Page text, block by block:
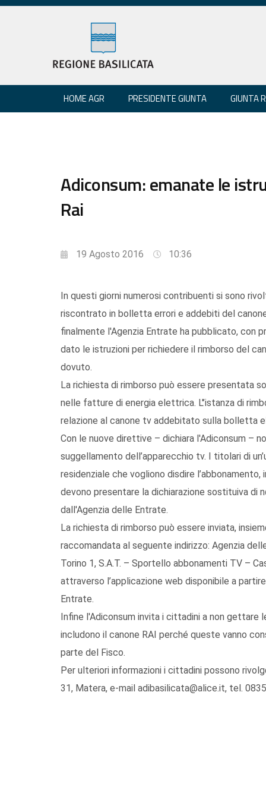
HOME AGR PRESIDENTE GIUNTA GIUNTA
Adiconsum: emanate le
Rai
19 Agosto 2016 10:36
In questi giorni numerosi contribuenti si sono
riscontrato in bolletta errori e addebiti del
finalmente l'Agenzia Entrate ha pubblicato, con
dato le istruzioni per richiedere il rimborso del
dovuto.
La richiesta di rimborso può essere presentata
nelle fatture di energia elettrica. L'’istanza di
relazione al canone tv addebitato sulla
Con le nuove direttive – dichiara l'Adiconsum –
suggellamento dell’apparecchio tv. I titolari di
residenziale che vogliono disdire
devono presentare la dichiarazione sostituiva
dall'Agenzia delle Entrate.
La richiesta di rimborso può essere inviata,
raccomandata al seguente indirizzo: Agenzia
Torino 1, S.A.T. – Sportello abbonamenti TV –
attraverso l’applicazione web disponibile a
Entrate.
Infine l'Adiconsum invita i cittadini a non
includono il canone RAI perché queste vanno
parte del Fisco.
Per ulteriori informazioni i cittadini possono
31, Matera, e-mail adibasilicata@alice.it, tel.